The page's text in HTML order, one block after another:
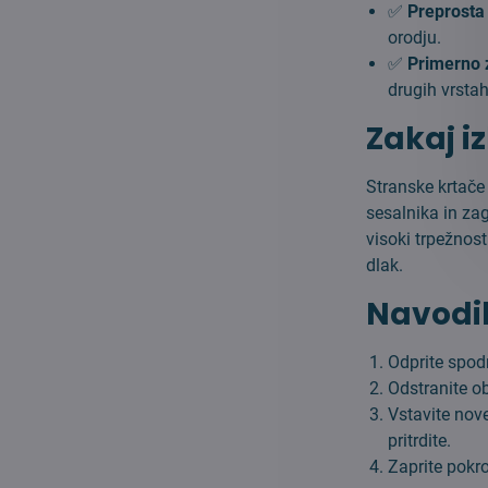
✅
orodju.
✅ Primerno
drugih vrstah
Zakaj
Stranske
sesalnika in
visoki
dlak.
Odprite
Odstranite
Vstavite
pritrdite.
Zaprite